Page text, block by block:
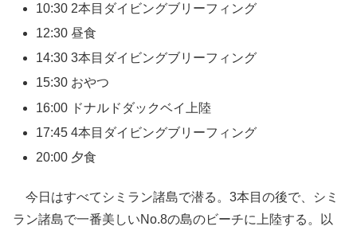
10:30 2本目ダイビングブリーフィング
12:30 昼食
14:30 3本目ダイビングブリーフィング
15:30 おやつ
16:00 ドナルドダックベイ上陸
17:45 4本目ダイビングブリーフィング
20:00 夕食
今日はすべてシミラン諸島で潜る。3本目の後で、シミ
ラン諸島で一番美しいNo.8の島のビーチに上陸する。以